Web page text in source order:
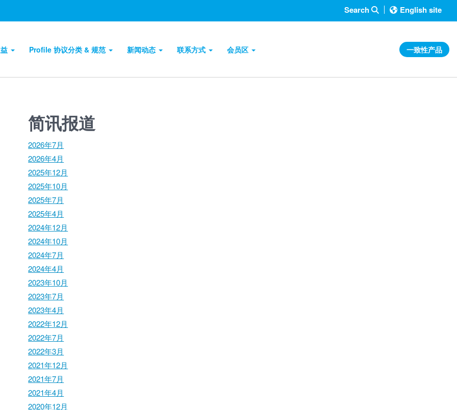
Search English site
Profile 协议分类 & 规范 新闻动态 联系方式 会员区 一致性产品
简讯报道
2026年7月
2026年4月
2025年12月
2025年10月
2025年7月
2025年4月
2024年12月
2024年10月
2024年7月
2024年4月
2023年10月
2023年7月
2023年4月
2022年12月
2022年7月
2022年3月
2021年12月
2021年7月
2021年4月
2020年12月